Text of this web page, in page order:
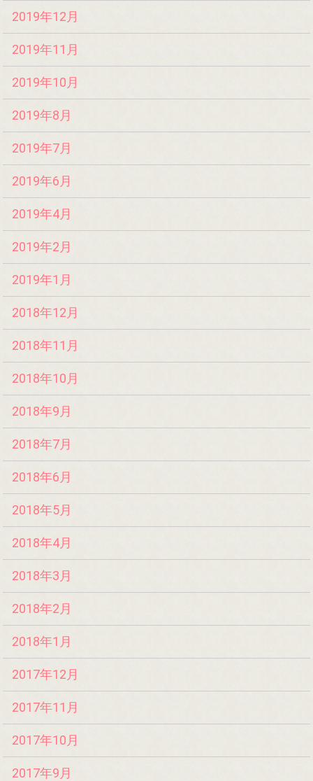
2019年12月
2019年11月
2019年10月
2019年8月
2019年7月
2019年6月
2019年4月
2019年2月
2019年1月
2018年12月
2018年11月
2018年10月
2018年9月
2018年7月
2018年6月
2018年5月
2018年4月
2018年3月
2018年2月
2018年1月
2017年12月
2017年11月
2017年10月
2017年9月